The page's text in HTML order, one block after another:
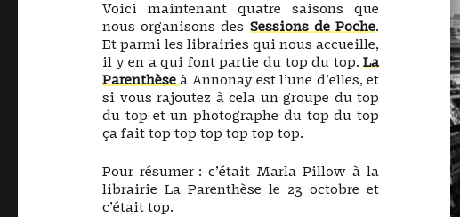
Voici maintenant quatre saisons que
nous organisons des Sessions de Poche.
Et parmi les librairies qui nous accueille,
il y en a qui font partie du top du top.La
Parenthèseà Annonay est l’une d’elles, et
si vous rajoutez à cela un groupe du top
du top et un photographe du top du top
ça fait top top top top top top.
Pour résumer : c’était Marla Pillow à la
librairie La Parenthèse le 23 octobre et
c’était top.